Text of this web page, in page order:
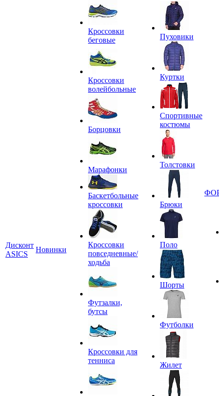
Дисконт
ASICS
Новинки
Кроссовки
беговые
Кроссовки
волейбольные
Борцовки
Марафонки
Баскетбольные
кроссовки
Кроссовки
повседневные/
ходьба
Футзалки,
бутсы
Кроссовки для
тенниса
Пуховики
Куртки
Спортивные
костюмы
Толстовки
Брюки
Поло
Шорты
Футболки
Жилет